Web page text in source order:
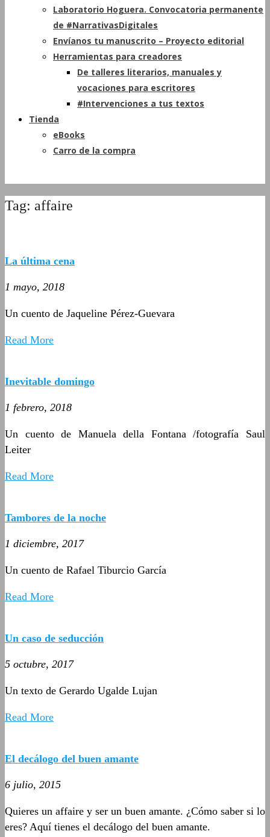
Laboratorio Hoguera. Convocatoria permanente
de #NarrativasDigitales
Envíanos tu manuscrito – Proyecto editorial
Herramientas para creadores
De talleres literarios, manuales y
vocaciones para escritores
#Intervenciones a tus textos
Tienda
eBooks
Carro de la compra
Tag: affaire
La última cena
1 mayo, 2018
Un cuento de Jaqueline Pérez-Guevara
Read More
Inevitable domingo
1 febrero, 2018
Un cuento de Manuela della Fontana /fotografía Saul
Leiter
Read More
Tambores de la noche
1 diciembre, 2017
Un cuento de Rafael Tiburcio García
Read More
Un caso de seducción
5 octubre, 2017
Un texto de Gerardo Ugalde Lujan
Read More
El decálogo del buen amante
6 julio, 2015
Quieres un affaire y ser un buen amante. ¿Cómo saber si lo
eres? Aquí tienes el decálogo del buen amante.